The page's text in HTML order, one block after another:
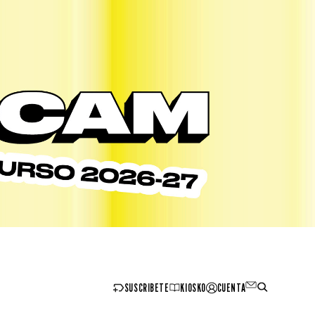
SUSCRIBETE KIOSKO CUENTA